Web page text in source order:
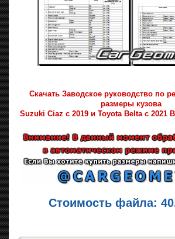
Скачать Заводское руководство по
размеры кузова
Suzuki Ciaz с 2019 и Toyota Belta с 2021
Стоимость файла: